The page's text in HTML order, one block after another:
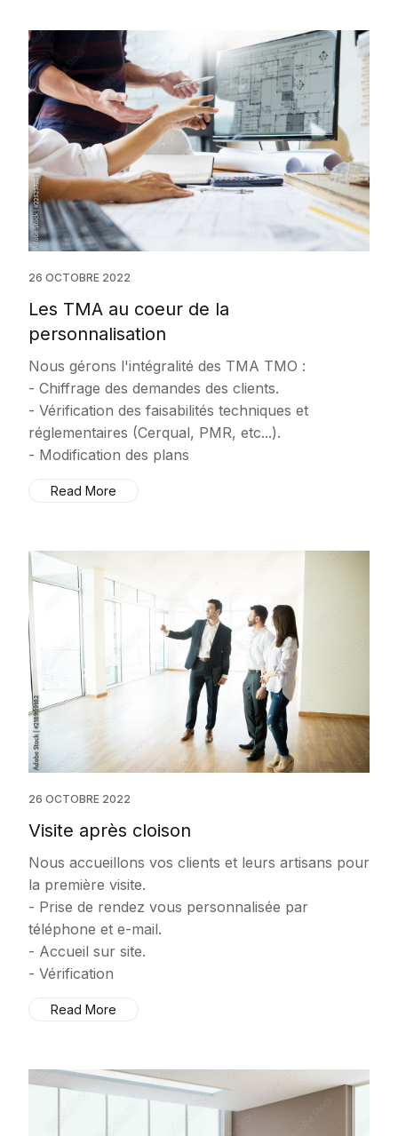
26 OCTOBRE 2022
Les TMA au coeur de la
personnalisation
Nous gérons l'intégralité des TMA TMO :
- Chiffrage des demandes des clients.
- Vérification des faisabilités techniques et
réglementaires (Cerqual, PMR, etc...).
- Modification des plans
Read More
26 OCTOBRE 2022
Visite après cloison
Nous accueillons vos clients et leurs artisans pour
la première visite.
- Prise de rendez vous personnalisée par
téléphone et e-mail.
- Accueil sur site.
- Vérification
Read More